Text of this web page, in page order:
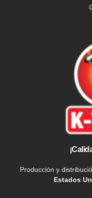
Producción y
Estados